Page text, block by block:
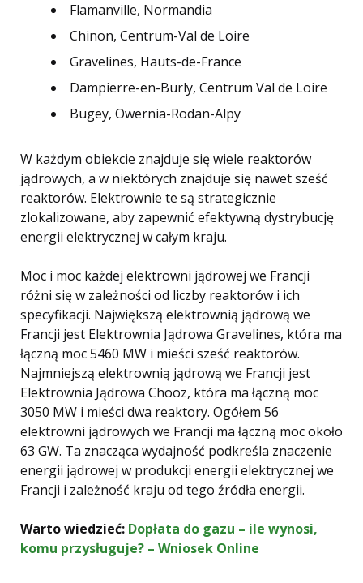
Flamanville, Normandia
Chinon, Centrum-Val de Loire
Gravelines, Hauts-de-France
Dampierre-en-Burly, Centrum Val de Loire
Bugey, Owernia-Rodan-Alpy
W każdym obiekcie znajduje się wiele reaktorów
jądrowych, a w niektórych znajduje się nawet sześć
reaktorów. Elektrownie te są strategicznie
zlokalizowane, aby zapewnić efektywną dystrybucję
energii elektrycznej w całym kraju.
Moc i moc każdej elektrowni jądrowej we Francji
różni się w zależności od liczby reaktorów i ich
specyfikacji. Największą elektrownią jądrową we
Francji jest Elektrownia Jądrowa Gravelines, która ma
łączną moc 5460 MW i mieści sześć reaktorów.
Najmniejszą elektrownią jądrową we Francji jest
Elektrownia Jądrowa Chooz, która ma łączną moc
3050 MW i mieści dwa reaktory. Ogółem 56
elektrowni jądrowych we Francji ma łączną moc około
63 GW. Ta znacząca wydajność podkreśla znaczenie
energii jądrowej w produkcji energii elektrycznej we
Francji i zależność kraju od tego źródła energii.
Warto wiedzieć: Dopłata do gazu – ile wynosi,
komu przysługuje? – Wniosek Online